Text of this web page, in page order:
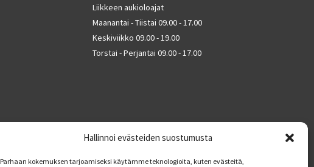
Hallinnoi evästeiden suostumusta
Parhaan kokemuksen tarjoamiseksi käytämme teknologioita, kuten evästeitä,
Liikkeen aukioloajat
Maanantai - Tiistai 09.00 - 17.00
Keskiviikko 09.00 - 19.00
Torstai - Perjantai 09.00 - 17.00